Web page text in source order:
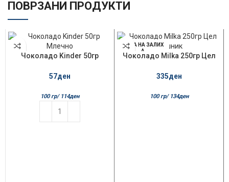
ПОВРЗАНИ ПРОДУКТИ
Чоколадо Kinder 50гр
57ден
100 гр/ 114ден
НЕМА НА ЗАЛИХ
А
Чоколадо Milka 250гр Цел
335ден
100 гр/ 134ден